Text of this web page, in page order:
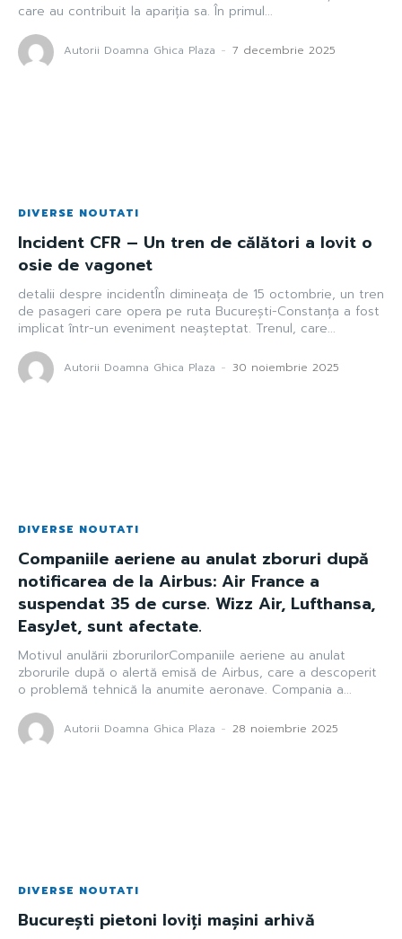
care au contribuit la apariția sa. În primul...
Autorii Doamna Ghica Plaza - 7 decembrie 2025
DIVERSE NOUTATI
Incident CFR – Un tren de călători a lovit o
osie de vagonet
detalii despre incidentÎn dimineața de 15 octombrie, un tren
de pasageri care opera pe ruta București-Constanța a fost
implicat într-un eveniment neașteptat. Trenul, care...
Autorii Doamna Ghica Plaza - 30 noiembrie 2025
DIVERSE NOUTATI
Companiile aeriene au anulat zboruri după
notificarea de la Airbus: Air France a
suspendat 35 de curse. Wizz Air, Lufthansa,
EasyJet, sunt afectate.
Motivul anulării zborurilorCompaniile aeriene au anulat
zborurile după o alertă emisă de Airbus, care a descoperit
o problemă tehnică la anumite aeronave. Compania a...
Autorii Doamna Ghica Plaza - 28 noiembrie 2025
DIVERSE NOUTATI
București pietoni loviți mașini arhivă